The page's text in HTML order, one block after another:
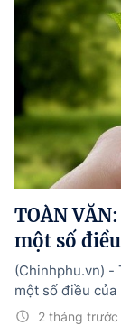
Tham vấn
Người dân
Doanh nghiệp
Chính sách và
Hướng dẫn
Phát triển kinh
Ocop và
Kinh tế tư
Doanh nghiệp
TOÀN
một số
2 tháng trước
(Chinhphu.vn) -
một số điều của